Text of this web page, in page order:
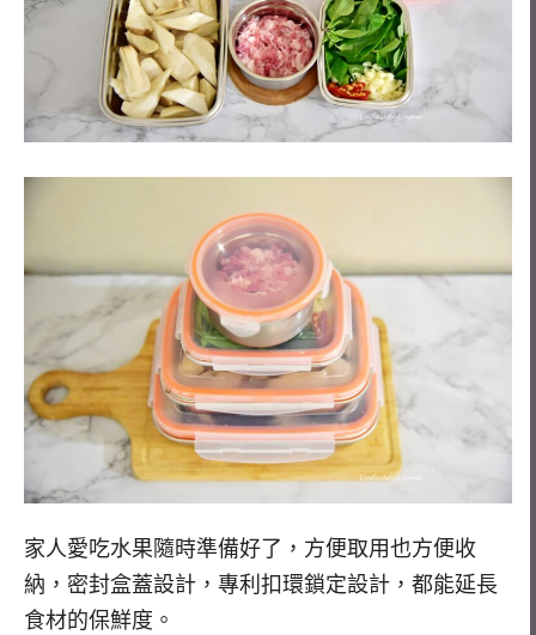
家人愛吃水果隨時準備好了，方便取用也方便收
納，密封盒蓋設計，專利扣環鎖定設計，都能延長
食材的保鮮度。